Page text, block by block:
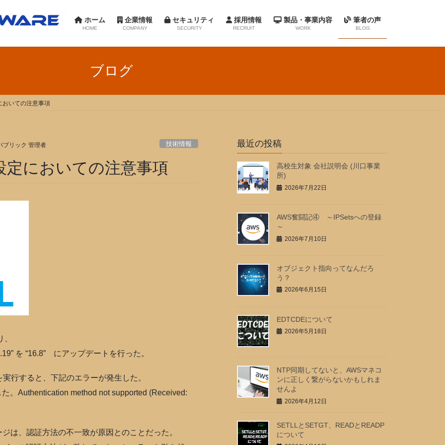
ホーム
HOME
企業情報
COMPANY
会社紹介
会社概要
沿革
セキュリティ
SECURITY
情報セキュリティ保護方針
採用情報
RECRUIT
パブリックソフトウエアとは？
キャリア採用
イベント・福利厚生
製品・事業内容
WORK
開発支援サービス
筆者の声
BLOG
ブログ
おいての注意事項
ブリック 管理者 技術情報
定においての注意事項
を “16.8” にアップデートを行った。
行すると、下記のエラーが発生した。
。Authentication method not supported (Received:
は、認証方法の不一致が原因とのことだった。
最近の投稿
高校生対象 会社説明会 (川口事業
所)
2026年7月22日
AWS奮闘記④ ～IPSetsへの登録
～
2026年7月10日
オブジェクト指向ってなんだろ
う？
2026年6月15日
EDTCDEについて
2026年5月18日
NTP同期してないと、AWSマネコ
ンに正しく繋がらないかもしれま
せんよ
2026年4月12日
SETLLとSETGT、READとREADP
について